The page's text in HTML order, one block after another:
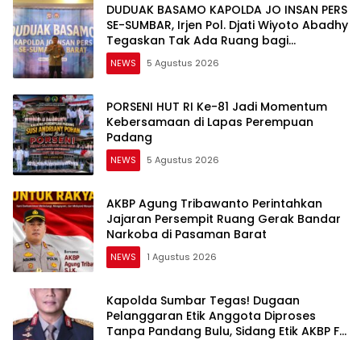
DUDUAK BASAMO KAPOLDA JO INSAN PERS
SE-SUMBAR, Irjen Pol. Djati Wiyoto Abadhy
Tegaskan Tak Ada Ruang bagi
Pelanggar Hukum di Internal Polri
NEWS 5 Agustus 2026
PORSENI HUT RI Ke-81 Jadi Momentum
Kebersamaan di Lapas Perempuan
Padang
NEWS 5 Agustus 2026
AKBP Agung Tribawanto Perintahkan
Jajaran Persempit Ruang Gerak Bandar
Narkoba di Pasaman Barat
NEWS 1 Agustus 2026
Kapolda Sumbar Tegas! Dugaan
Pelanggaran Etik Anggota Diproses
Tanpa Pandang Bulu, Sidang Etik AKBP F